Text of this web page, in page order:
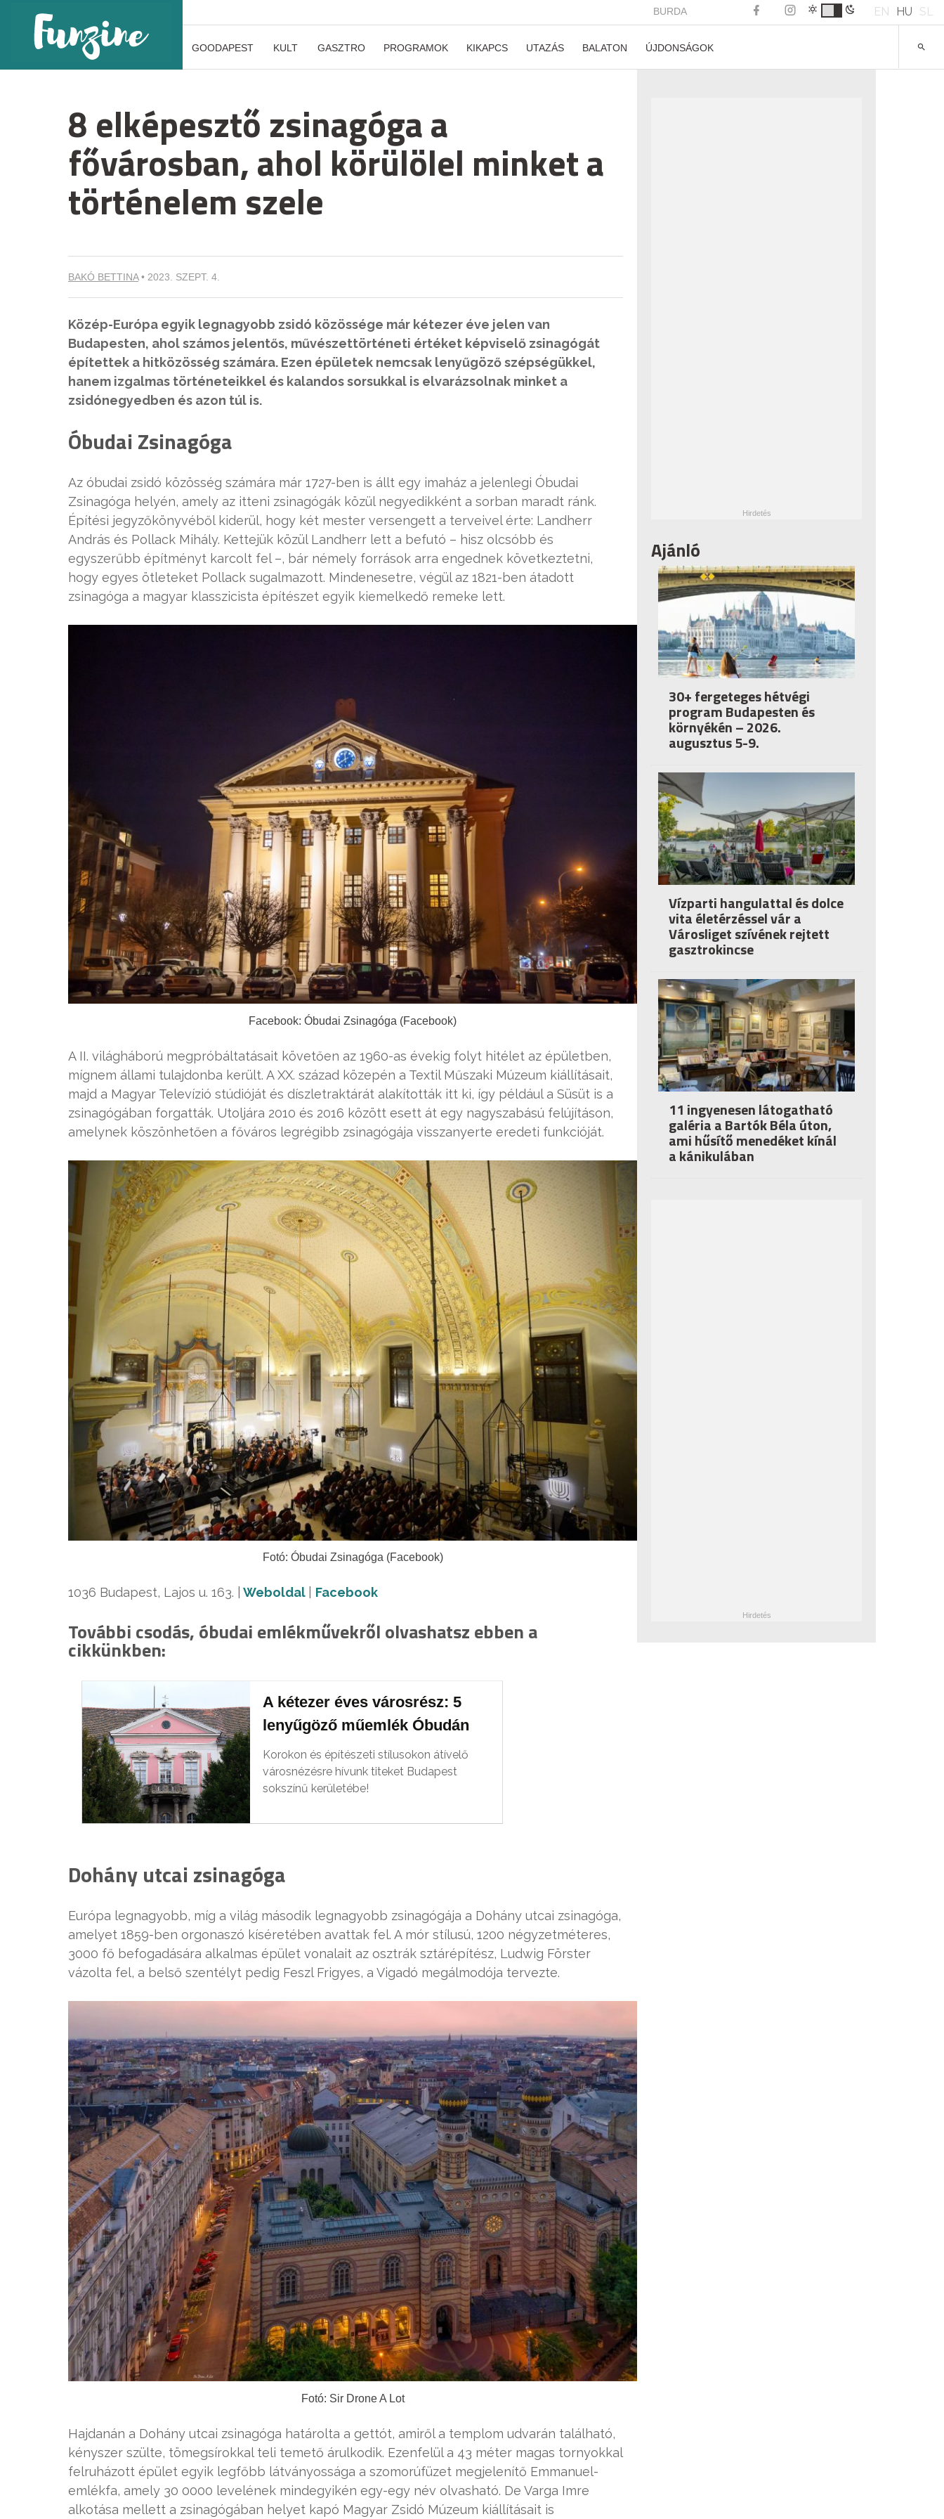
BURDA EN HU SL
GOODAPEST KULT GASZTRO PROGRAMOK KIKAPCS UTAZÁS BALATON ÚJDONSÁGOK
8 elképesztő zsinagóga a
fővárosban, ahol körülölel minket a
történelem szele
BAKÓ BETTINA• 2023. SZEPT. 4.
Közép-Európa egyik legnagyobb zsidó közössége már kétezer éve jelen van
Budapesten, ahol számos jelentős, művészettörténeti értéket képviselő zsinagógát
építettek a hitközösség számára. Ezen épületek nemcsak lenyűgöző szépségükkel,
hanem izgalmas történeteikkel és kalandos sorsukkal is elvarázsolnak minket a
zsidónegyedben és azon túl is.
Óbudai Zsinagóga
Az óbudai zsidó közösség számára már 1727-ben is állt egy imaház a jelenlegi Óbudai
Zsinagóga helyén, amely az itteni zsinagógák közül negyedikként a sorban maradt ránk.
Építési jegyzőkönyvéből kiderül, hogy két mester versengett a terveivel érte: Landherr
András és Pollack Mihály. Kettejük közül Landherr lett a befutó – hisz olcsóbb és
egyszerűbb építményt karcolt fel –, bár némely források arra engednek következtetni,
hogy egyes ötleteket Pollack sugalmazott. Mindenesetre, végül az 1821-ben átadott
zsinagóga a magyar klasszicista építészet egyik kiemelkedő remeke lett.
Facebook: Óbudai Zsinagóga (Facebook)
A II. világháború megpróbáltatásait követően az 1960-as évekig folyt hitélet az épületben,
mígnem állami tulajdonba került. A XX. század közepén a Textil Műszaki Múzeum kiállításait,
majd a Magyar Televízió stúdióját és díszletraktárát alakították itt ki, így például a Süsüt is a
zsinagógában forgatták. Utoljára 2010 és 2016 között esett át egy nagyszabású felújításon,
amelynek köszönhetően a főváros legrégibb zsinagógája visszanyerte eredeti funkcióját.
Fotó: Óbudai Zsinagóga (Facebook)
1036 Budapest, Lajos u. 163. Weboldal Facebook
További csodás, óbudai emlékművekről olvashatsz ebben a
cikkünkben:
A kétezer éves városrész: 5
lenyűgöző műemlék Óbudán
Korokon és építészeti stílusokon átívelő
városnézésre hívunk titeket Budapest
sokszínű kerületébe!
Dohány utcai zsinagóga
Európa legnagyobb, míg a világ második legnagyobb zsinagógája a Dohány utcai zsinagóga,
amelyet 1859-ben orgonaszó kíséretében avattak fel. A mór stílusú, 1200 négyzetméteres,
3000 fő befogadására alkalmas épület vonalait az osztrák sztárépítész, Ludwig Förster
vázolta fel, a belső szentélyt pedig Feszl Frigyes, a Vigadó megálmodója tervezte.
Fotó: Sir Drone A Lot
Hajdanán a Dohány utcai zsinagóga határolta a gettót, amiről a templom udvarán található,
kényszer szülte, tömegsírokkal teli temető árulkodik. Ezenfelül a 43 méter magas tornyokkal
felruházott épület egyik legfőbb látványossága a szomorúfüzet megjelenítő Emmanuel-
emlékfa, amely 30 0000 levelének mindegyikén egy-egy név olvasható. De Varga Imre
alkotása mellett a zsinagógában helyet kapó Magyar Zsidó Múzeum kiállításait is
Ajánló
30+ fergeteges hétvégi
program Budapesten és
környékén – 2026.
augusztus 5-9.
Vízparti hangulattal és dolce
vita életérzéssel vár a
Városliget szívének rejtett
gasztrokincse
11 ingyenesen látogatható
galéria a Bartók Béla úton,
ami hűsítő menedéket kínál
a kánikulában